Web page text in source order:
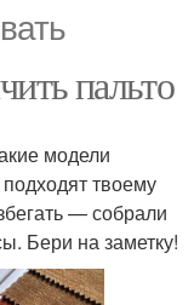
пальто
модели
твоему
— собрали
Бери на заметку!